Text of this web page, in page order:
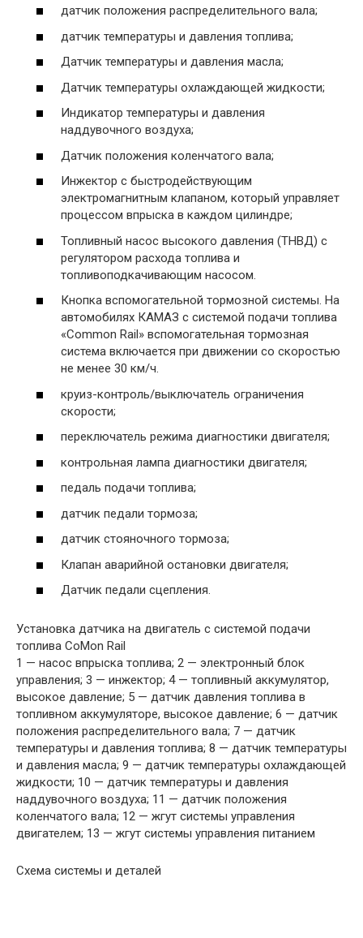
датчик положения распределительного вала;
датчик температуры и давления топлива;
Датчик температуры и давления масла;
Датчик температуры охлаждающей жидкости;
Индикатор температуры и давления
наддувочного воздуха;
Датчик положения коленчатого вала;
Инжектор с быстродействующим
электромагнитным клапаном, который управляет
процессом впрыска в каждом цилиндре;
Топливный насос высокого давления (ТНВД) с
регулятором расхода топлива и
топливоподкачивающим насосом.
Кнопка вспомогательной тормозной системы. На
автомобилях КАМАЗ с системой подачи топлива
«Соmmоn Rail» вспомогательная тормозная
система включается при движении со скоростью
не менее 30 км/ч.
круиз-контроль/выключатель ограничения
скорости;
переключатель режима диагностики двигателя;
контрольная лампа диагностики двигателя;
педаль подачи топлива;
датчик педали тормоза;
датчик стояночного тормоза;
Клапан аварийной остановки двигателя;
Датчик педали сцепления.
Установка датчика на двигатель с системой подачи
топлива CoMon Rail
1 — насос впрыска топлива; 2 — электронный блок
управления; 3 — инжектор; 4 — топливный аккумулятор,
высокое давление; 5 — датчик давления топлива в
топливном аккумуляторе, высокое давление; 6 — датчик
положения распределительного вала; 7 — датчик
температуры и давления топлива; 8 — датчик температуры
и давления масла; 9 — датчик температуры охлаждающей
жидкости; 10 — датчик температуры и давления
наддувочного воздуха; 11 — датчик положения
коленчатого вала; 12 — жгут системы управления
двигателем; 13 — жгут системы управления питанием
Схема системы и деталей